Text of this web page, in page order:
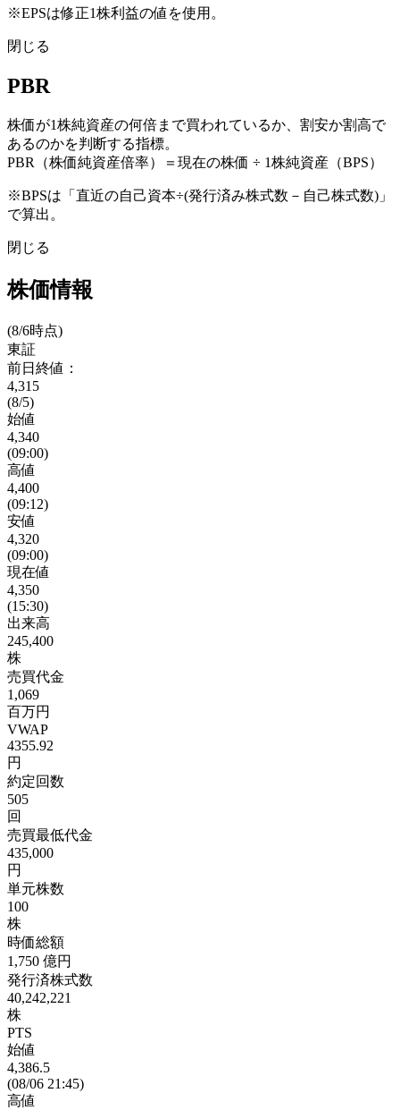
※EPSは修正1株利益の値を使用。
閉じる
PBR
株価が1株純資産の何倍まで買われているか、割安か割高で
あるのかを判断する指標。
PBR（株価純資産倍率）＝現在の株価 ÷ 1株純資産（BPS）
※BPSは「直近の自己資本÷(発行済み株式数－自己株式数)」
で算出。
閉じる
株価情報
(8/6時点)
東証
前日終値：
4,315
(8/5)
始値
4,340
(09:00)
高値
4,400
(09:12)
安値
4,320
(09:00)
現在値
4,350
(15:30)
出来高
245,400
株
売買代金
1,069
百万円
VWAP
4355.92
円
約定回数
505
回
売買最低代金
435,000
円
単元株数
100
株
時価総額
1,750 億円
発行済株式数
40,242,221
株
PTS
始値
4,386.5
(08/06 21:45)
高値